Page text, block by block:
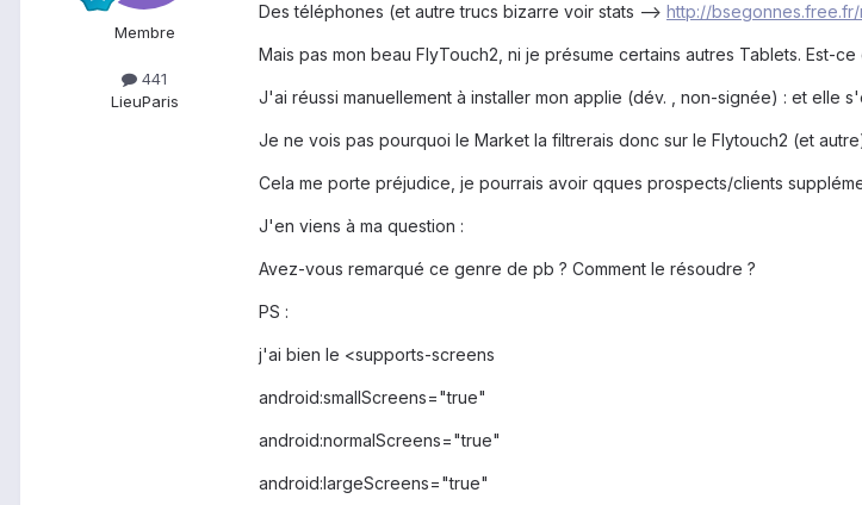
Membre
441
LieuParis
Des téléphones (et autre trucs bizarre voir stats --> http://bsegonnes.free.fr/
Mais pas mon beau FlyTouch2, ni je présume certains autres Tablets. Est-ce
J'ai réussi manuellement à installer mon applie (dév. , non-signée) : et elle
Je ne vois pas pourquoi le Market la filtrerais donc sur le Flytouch2 (et
Cela me porte préjudice, je pourrais avoir qques prospects/clients
J'en viens à ma question :
Avez-vous remarqué ce genre de pb ? Comment le résoudre ?
PS :
j'ai bien le <supports-screens
android:smallScreens="true"
android:normalScreens="true"
android:largeScreens="true"